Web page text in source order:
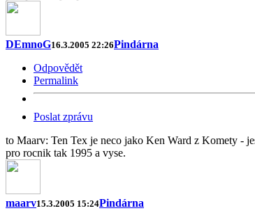
DEmnoG16.3.2005 22:26Pindárna
Odpovědět
Permalink
Poslat zprávu
to Maarv: Ten Tex je neco jako Ken Ward z Komety -
pro rocnik tak 1995 a vyse.
maarv15.3.2005 15:24Pindárna